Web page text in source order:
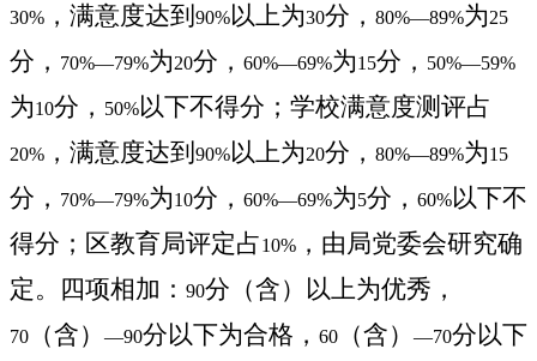
30% ，满意度达到 90%以上为30分， 80%—89%为25
分， 70%—79%为20分， 60%—69%为15分， 50%—59%
为10分， 50%以下不得分；学校满意度测评占
20% ，满意度达到 90%以上为20分， 80%—89%为15
分， 70%—79%为10分， 60%—69%为5分， 60%以下不
得分；区教育局评定占10% ，由局党委会研究确
定。四项相加： 90分（含）以上为优秀，
70 （含） —90分以下为合格， 60 （含） —70分以下